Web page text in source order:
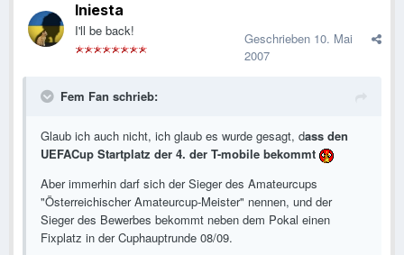
Iniesta
I'll be back! Geschrieben 10. Mai
2007
Fem Fan schrieb:
Glaub ich auch nicht, ich glaub es wurde gesagt, dass den
UEFACup Startplatz der 4. der T-mobile bekommt
Aber immerhin darf sich der Sieger des Amateurcups
"Österreichischer Amateurcup-Meister" nennen, und der
Sieger des Bewerbes bekommt neben dem Pokal einen
Fixplatz in der Cuphauptrunde 08/09.